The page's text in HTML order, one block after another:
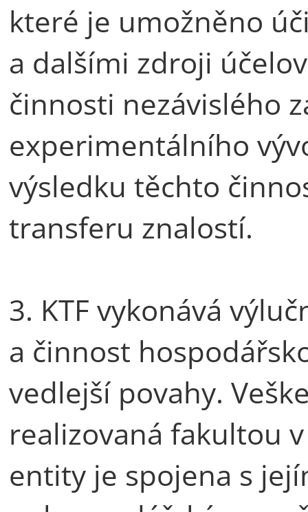
které je umožněno
a dalšími zdroji
činnosti nezávislého
experimentálního
výsledku těchto
transferu znalostí.
3. KTF vykonává
a činnost
vedlejší povahy.
realizovaná fakultou
entity je spojena s